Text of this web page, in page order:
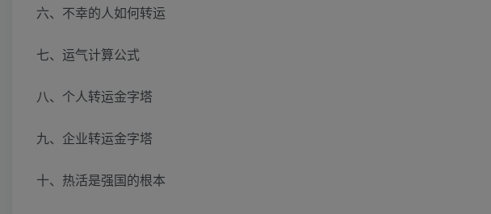
六、不幸的人如何转运
七、运气计算公式
八、个人转运金字塔
九、企业转运金字塔
十、热活是强国的根本